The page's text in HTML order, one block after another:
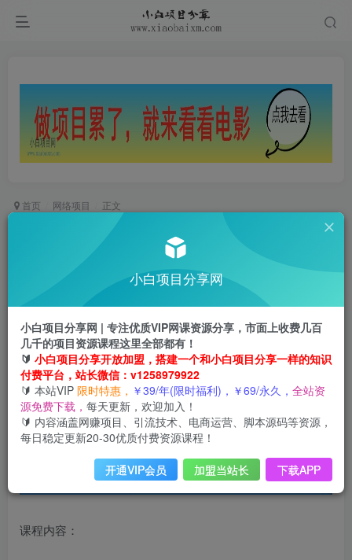
首页 网络项目 正文
大彻大悟用书班，价值几W的课，一起学12本好
2年前发布
关注
0 603 10
课程内容：
小白项目分享网
小白项目分享网 | 专注优质VIP网课资源分享，市面上收费几百
几千的项目资源课程这里全部都有！
🔰 小白项目分享开放加盟，搭建一个和小白项目分享一样的知识
付费平台，站长微信：v1258979922
🔰 本站VIP 限时特惠， ￥39/年(限时福利)，￥69/永久， 全站资
源免费下载， 每天更新，欢迎加入！
🔰 内容涵盖网赚项目、引流技术、电商运营、脚本源码等资源，
每日稳定更新20-30优质付费资源课程！
开通VIP会员 加盟当站长 下载APP